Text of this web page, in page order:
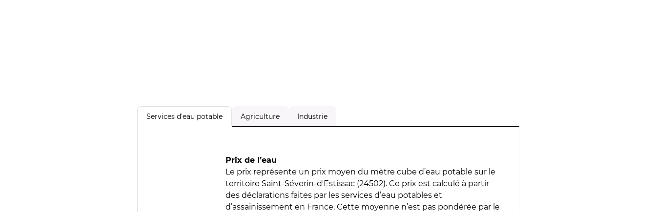
Services d'eau potable Agriculture Industrie
Prix de l’eau
Le prix représente un prix moyen du mètre cube d’eau potable sur le
territoire Saint-Séverin-d'Estissac (24502). Ce prix est calculé à partir
des déclarations faites par les services d’eau potables et
d’assainissement en France. Cette moyenne n’est pas pondérée par le